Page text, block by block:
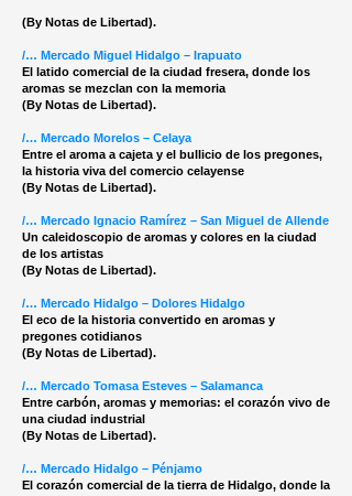
(By Notas de Libertad).
/… Mercado Miguel Hidalgo – Irapuato
El latido comercial de la ciudad fresera, donde los
aromas se mezclan con la memoria
(By Notas de Libertad).
/… Mercado Morelos – Celaya
Entre el aroma a cajeta y el bullicio de los pregones,
la historia viva del comercio celayense
(By Notas de Libertad).
/… Mercado Ignacio Ramírez – San Miguel de Allende
Un caleidoscopio de aromas y colores en la ciudad
de los artistas
(By Notas de Libertad).
/… Mercado Hidalgo – Dolores Hidalgo
El eco de la historia convertido en aromas y
pregones cotidianos
(By Notas de Libertad).
/… Mercado Tomasa Esteves – Salamanca
Entre carbón, aromas y memorias: el corazón vivo de
una ciudad industrial
(By Notas de Libertad).
/… Mercado Hidalgo – Pénjamo
El corazón comercial de la tierra de Hidalgo, donde la